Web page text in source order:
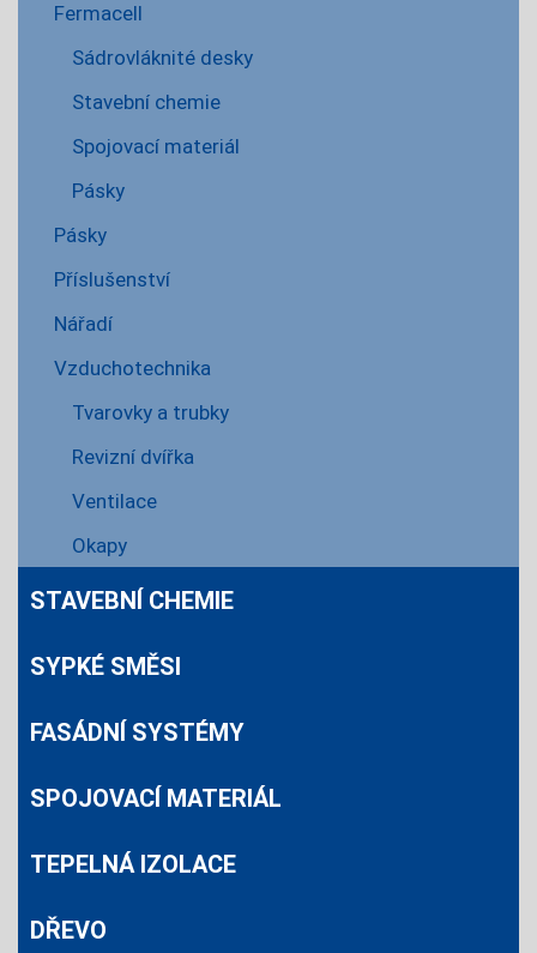
Fermacell
Sádrovláknité desky
Stavební chemie
Spojovací materiál
Pásky
Pásky
Příslušenství
Nářadí
Vzduchotechnika
Tvarovky a trubky
Revizní dvířka
Ventilace
Okapy
STAVEBNÍ CHEMIE
SYPKÉ SMĚSI
FASÁDNÍ SYSTÉMY
SPOJOVACÍ MATERIÁL
TEPELNÁ IZOLACE
DŘEVO